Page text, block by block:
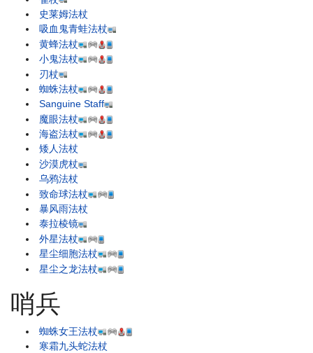
史莱姆法杖
吸血鬼青蛙法杖
黄蜂法杖
小鬼法杖
刃杖
蜘蛛法杖
Sanguine Staff
魔眼法杖
海盗法杖
矮人法杖
沙漠虎杖
乌鸦法杖
致命球法杖
暴风雨法杖
泰拉棱镜
外星法杖
星尘细胞法杖
星尘之龙法杖
哨兵
蜘蛛女王法杖
寒霜九头蛇法杖